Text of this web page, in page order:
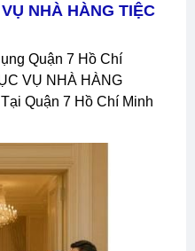
NHÀ HÀNG TIỆC
VỤ NHÀ HÀNG
Quận 7 Hồ Chí Minh